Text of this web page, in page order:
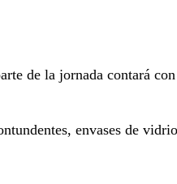
de la jornada contará
envases de